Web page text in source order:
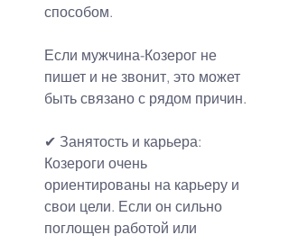
способом.
Если мужчина-Козерог не
пишет и не звонит, это может
быть связано с рядом причин.
✔ Занятость и карьера:
Козероги очень
ориентированы на карьеру и
свои цели. Если он сильно
поглощен работой или